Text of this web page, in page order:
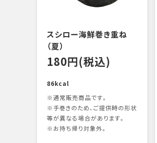
スシロー海鮮巻き重ね
（夏）
180円(税込)
86kcal
※通常販売商品です。
※手巻きのため、ご提供時の形状
等が異なる場合があります。
※お持ち帰り対象外。